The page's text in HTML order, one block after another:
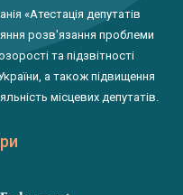
«Атестація депутатів
розв'язання проблеми
та підзвітності
а також підвищення
місцевих депутатів.